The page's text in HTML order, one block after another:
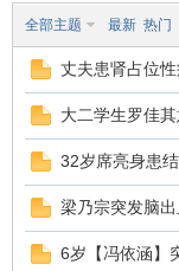
全部主题 最新 热门
丈夫患肾占位
大二学生罗佳
32岁席亮身患
梁乃宗突发脑
6岁【冯依涵】